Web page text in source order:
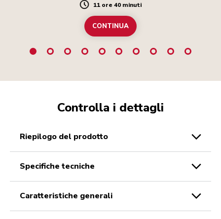
Duration
11 ore 40 minuti
CONTINUA
Controlla i dettagli
riepilogo del prodotto
specifiche tecniche
caratteristiche generali